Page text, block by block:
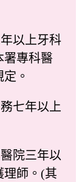
以上牙科
署專科醫
。
七年以上
院三年以
理師。(其